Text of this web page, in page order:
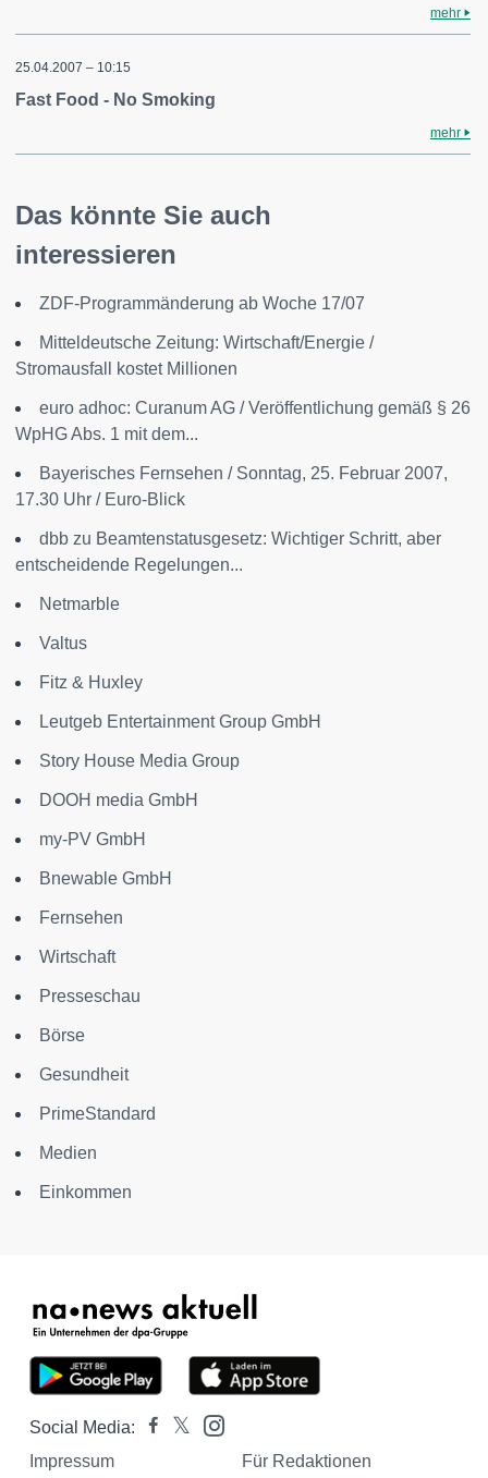
mehr
25.04.2007 – 10:15
Fast Food - No Smoking
mehr
Das könnte Sie auch
interessieren
ZDF-Programmänderung ab Woche 17/07
Mitteldeutsche Zeitung: Wirtschaft/Energie /
Stromausfall kostet Millionen
euro adhoc: Curanum AG / Veröffentlichung gemäß § 26
WpHG Abs. 1 mit dem...
Bayerisches Fernsehen / Sonntag, 25. Februar 2007,
17.30 Uhr / Euro-Blick
dbb zu Beamtenstatusgesetz: Wichtiger Schritt, aber
entscheidende Regelungen...
Netmarble
Valtus
Fitz & Huxley
Leutgeb Entertainment Group GmbH
Story House Media Group
DOOH media GmbH
my-PV GmbH
Bnewable GmbH
Fernsehen
Wirtschaft
Presseschau
Börse
Gesundheit
PrimeStandard
Medien
Einkommen
Social Media:
Impressum
Für Redaktionen